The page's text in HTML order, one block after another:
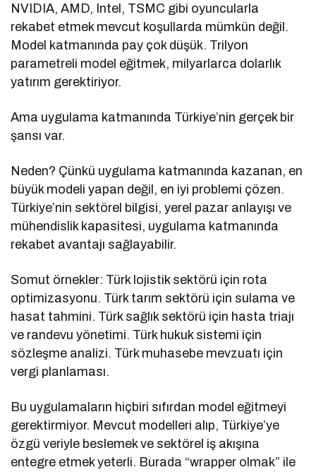
NVIDIA, AMD, Intel, TSMC gibi oyuncularla
rekabet etmek mevcut koşullarda mümkün değil.
Model katmanında pay çok düşük. Trilyon
parametreli model eğitmek, milyarlarca dolarlık
yatırım gerektiriyor.
Ama uygulama katmanında Türkiye’nin gerçek bir
şansı var.
Neden? Çünkü uygulama katmanında kazanan, en
büyük modeli yapan değil, en iyi problemi çözen.
Türkiye’nin sektörel bilgisi, yerel pazar anlayışı ve
mühendislik kapasitesi, uygulama katmanında
rekabet avantajı sağlayabilir.
Somut örnekler: Türk lojistik sektörü için rota
optimizasyonu. Türk tarım sektörü için sulama ve
hasat tahmini. Türk sağlık sektörü için hasta triajı
ve randevu yönetimi. Türk hukuk sistemi için
sözleşme analizi. Türk muhasebe mevzuatı için
vergi planlaması.
Bu uygulamaların hiçbiri sıfırdan model eğitmeyi
gerektirmiyor. Mevcut modelleri alıp, Türkiye’ye
özgü veriyle beslemek ve sektörel iş akışına
entegre etmek yeterli. Burada “wrapper olmak” ile